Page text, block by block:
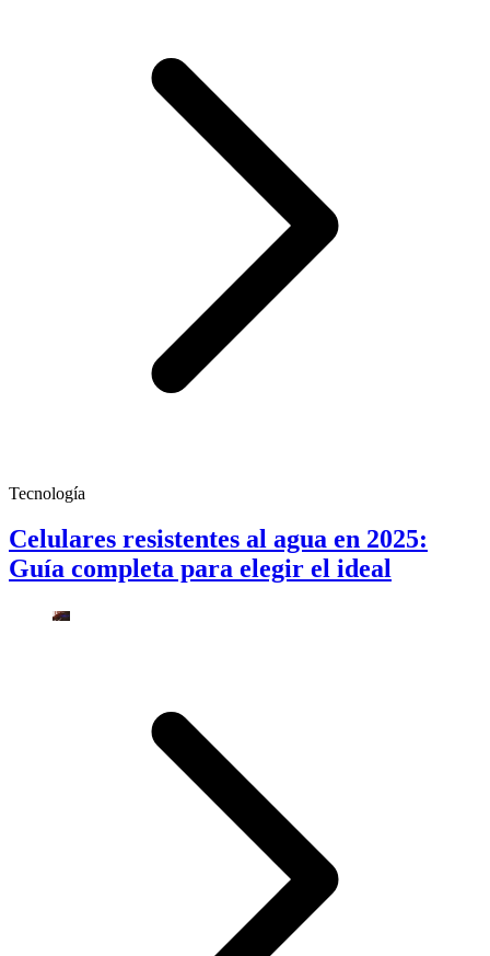
Tecnología
Celulares resistentes al agua en 2025:
Guía completa para elegir el ideal